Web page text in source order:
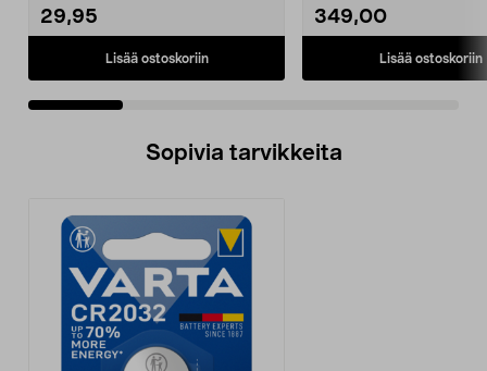
29,95
Lisää ostoskoriin
349,00
Lisää ostoskoriin
Sopivia tarvikkeita